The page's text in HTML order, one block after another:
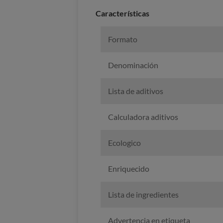
Características
Formato
Denominación
Lista de aditivos
Calculadora aditivos
Ecologico
Enriquecido
Lista de ingredientes
Advertencia en etiqueta